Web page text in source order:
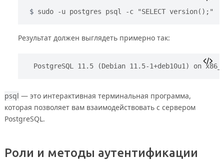
sudo -u postgres psql -c "SELECT version();"
Результат должен выглядеть примерно так:
PostgreSQL 11.5 (Debian 11.5-1+deb10u1) on
psql — это интерактивная терминальная программа,
которая позволяет вам взаимодействовать с сервером
PostgreSQL.
Роли и методы аутентификации